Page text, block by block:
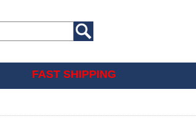
FAST SHIPPING